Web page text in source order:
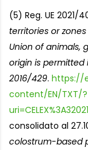
(5) Reg. UE 2021/
territories or
Union of animals,
origin is permitted
2016/429. https://
content/EN/TXT/?
consolidato al
colostrum-based